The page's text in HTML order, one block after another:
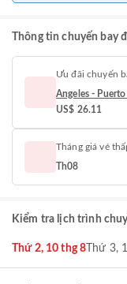
Thông tin chuyến bay
Ưu đãi chuyến
Angeles -
US$ 26.11
Tháng giá vé
Th08
Kiểm tra lịch trình
Thứ 2, 10 thg 8 Thứ 3,